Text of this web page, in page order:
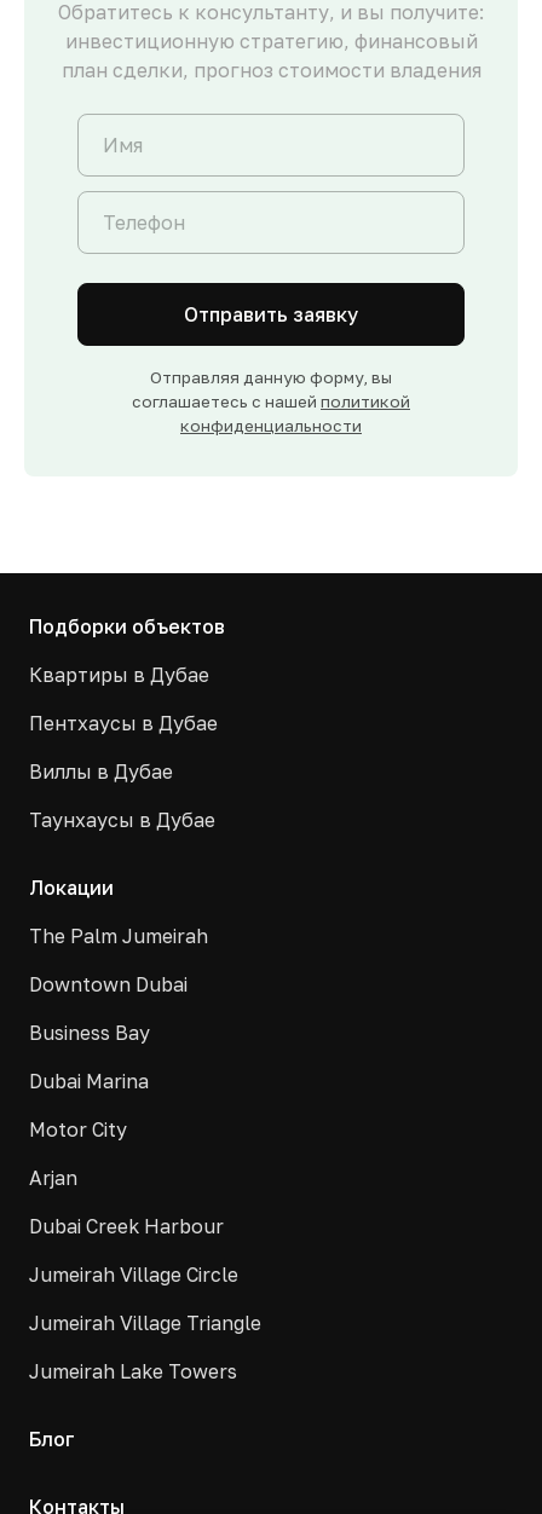
Обратитесь к консультанту, и вы получите:
инвестиционную стратегию, финансовый
план сделки, прогноз стоимости владения
Отправить заявку
Отправляя данную форму, вы
соглашаетесь с нашей политикой
конфиденциальности
Подборки объектов
Квартиры в Дубае
Пентхаусы в Дубае
Виллы в Дубае
Таунхаусы в Дубае
Локации
The Palm Jumeirah
Downtown Dubai
Business Bay
Dubai Marina
Motor City
Arjan
Dubai Creek Harbour
Jumeirah Village Circle
Jumeirah Village Triangle
Jumeirah Lake Towers
Блог
Контакты